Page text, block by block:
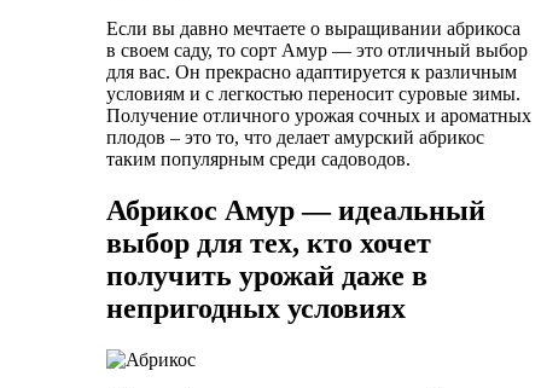
Если вы давно мечтаете о выращивании абрикоса
в своем саду, то сорт Амур — это отличный выбор
для вас. Он прекрасно адаптируется к различным
условиям и с легкостью переносит суровые зимы.
Получение отличного урожая сочных и ароматных
плодов – это то, что делает амурский абрикос
таким популярным среди садоводов.
Абрикос Амур — идеальный
выбор для тех, кто хочет
получить урожай даже в
непригодных условиях